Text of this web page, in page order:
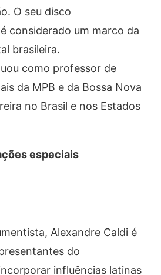
O seu disco
é considerado um marco da
brasileira.
como professor de
da MPB e da Bossa Nova
no Brasil e nos Estados
especiais
Alexandre Caldi é
do
influências latinas